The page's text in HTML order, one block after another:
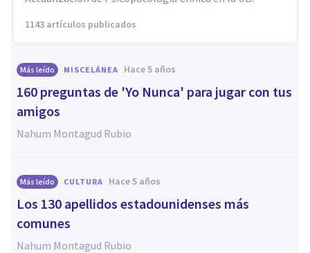
1143 artículos publicados
Más leído MISCELÁNEA hace 5 años
160 preguntas de 'Yo Nunca' para jugar con tus
amigos
Nahum Montagud Rubio
Más leído CULTURA hace 5 años
Los 130 apellidos estadounidenses más
comunes
Nahum Montagud Rubio